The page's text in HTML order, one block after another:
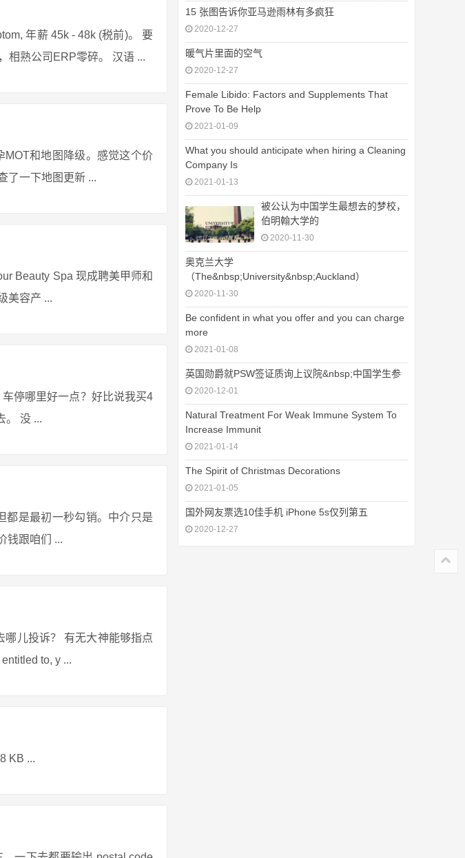
年薪 45k - 48k (税前)。 要
相熟公司ERP零碎。 汉语 ...
和地图降级。感觉这个价
了一下地图更新 ...
Beauty Spa 现成聘美甲师和
美容产 ...
停哪里好一点？好比说我买4
。 没 ...
都是最初一秒勾销。中介只是
钱跟咱们 ...
儿投诉？ 有无大神能够指点
to, y ...
KB ...
15 张图告诉你亚马逊雨林有多疯狂
2020-12-27
暖气片里面的空气
2020-12-27
Female Libido: Factors and Supplements That
Prove To Be Help
2021-01-09
What you should anticipate when hiring a Cleaning
Company Is
2021-01-13
被公认为中国学生最想去的梦校，
伯明翰大学的
2020-11-30
奥克兰大学
（The&nbsp;University&nbsp;Auckland）
2020-11-30
Be confident in what you offer and you can charge
more
2021-01-08
英国勋爵就PSW签证质询上议院&nbsp;中国学生参
2020-12-01
Natural Treatment For Weak Immune System To
Increase Immunit
2021-01-14
The Spirit of Christmas Decorations
2021-01-05
国外网友票选10佳手机 iPhone 5s仅列第五
2020-12-27